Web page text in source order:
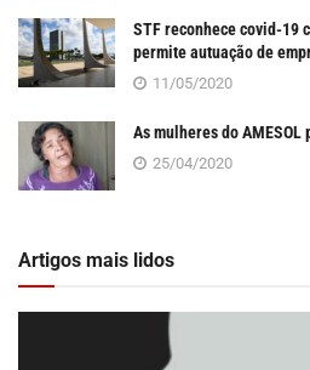
STF reconhece covid-19
permite autuação de
11/05/2020
As mulheres do
25/04/2020
Artigos mais lidos